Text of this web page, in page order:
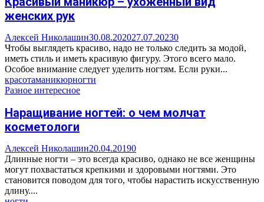
женских рук
Алексей Николашин30.08.202027.07.20230
Чтобы выглядеть красиво, надо не только следить за модой,
иметь стиль и иметь красивую фигуру. Этого всего мало.
Особое внимание следует уделить ногтям. Если руки...
красотаманикюрногти
Разное интересное
Наращивание ногтей: о чем молчат
косметологи
Алексей Николашин20.04.20190
Длинные ногти – это всегда красиво, однако не все женщины
могут похвастаться крепкими и здоровыми ногтями. Это
становится поводом для того, чтобы нарастить искусственную
длину....